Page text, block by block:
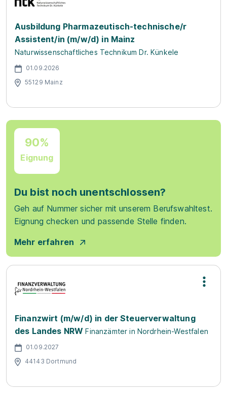
Ausbildung Pharmazeutisch-technische/r
Assistent/in (m/w/d) in Mainz
Naturwissenschaftliches Technikum Dr. Künkele
01.09.2026
55129 Mainz
90%
Eignung
Du bist noch unentschlossen?
Geh auf Nummer sicher mit unserem Berufswahltest.
Eignung checken und passende Stelle finden.
Mehr erfahren
Finanzwirt (m/w/d) in der Steuerverwaltung
des Landes NRW Finanzämter in Nordrhein-Westfalen
01.09.2027
44143 Dortmund